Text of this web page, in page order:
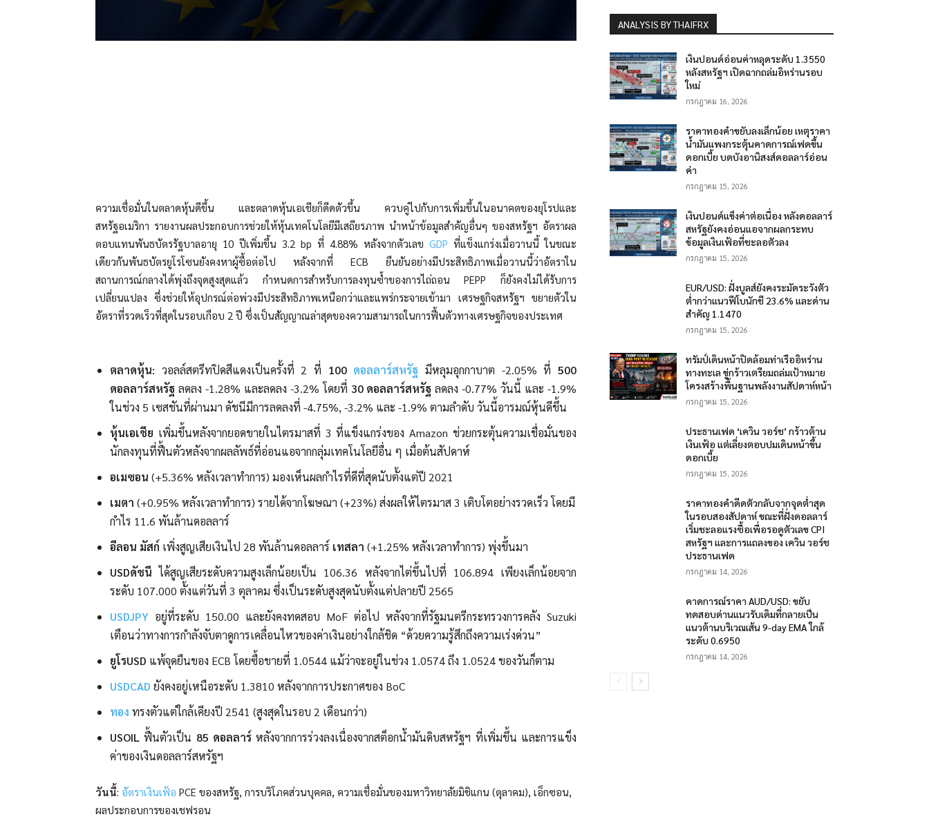
ความเชื่อมั่นในตลาดหุ้นดีขึ้น และตลาดหุ้นเอเชียก็ดีดตัวขึ้น ควบคู่ไปกับการเพิ่มขึ้นในอนาคตของยุโรปและ
สหรัฐอเมริกา รายงานผลประกอบการช่วยให้หุ้นเทคโนโลยีมีเสถียรภาพ นำหน้าข้อมูลสำคัญอื่นๆ ของสหรัฐฯ อัตราผล
ตอบแทนพันธบัตรรัฐบาลอายุ 10 ปีเพิ่มขึ้น 3.2 bp ที่ 4.88% หลังจากตัวเลข GDP ที่แข็งแกร่งเมื่อวานนี้ ในขณะ
เดียวกันพันธบัตรยูโรโซนยังคงหาผู้ซื้อต่อไป หลังจากที่ ECB ยืนยันอย่างมีประสิทธิภาพเมื่อวานนี้ว่าอัตราใน
สถานการณ์กลางได้พุ่งถึงจุดสูงสุดแล้ว กำหนดการสำหรับการลงทุนซ้ำของการไถ่ถอน PEPP ก็ยังคงไม่ได้รับการ
เปลี่ยนแปลง ซึ่งช่วยให้อุปกรณ์ต่อพ่วงมีประสิทธิภาพเหนือกว่าและแพร่กระจายเข้ามา เศรษฐกิจสหรัฐฯ ขยายตัวใน
อัตราที่รวดเร็วที่สุดในรอบเกือบ 2 ปี ซึ่งเป็นสัญญาณล่าสุดของความสามารถในการฟื้นตัวทางเศรษฐกิจของประเทศ
ตลาดหุ้น: วอลล์สตรีทปิดสีแดงเป็นครั้งที่ 2 ที่ 100 ดอลลาร์สหรัฐ มีหลุมอุกกาบาต -2.05% ที่500
ดอลลาร์สหรัฐ ลดลง -1.28% และลดลง -3.2% โดยที่ 30 ดอลลาร์สหรัฐ ลดลง -0.77% วันนี้ และ -1.9%
ในช่วง 5 เซสชันที่ผ่านมา ดัชนีมีการลดลงที่ -4.75%, -3.2% และ -1.9% ตามลำดับ วันนี้อารมณ์หุ้นดีขึ้น
หุ้นเอเชีย เพิ่มขึ้นหลังจากยอดขายในไตรมาสที่ 3 ที่แข็งแกร่งของ Amazon ช่วยกระตุ้นความเชื่อมั่นของ
นักลงทุนที่ฟื้นตัวหลังจากผลลัพธ์ที่อ่อนแอจากกลุ่มเทคโนโลยีอื่น ๆ เมื่อต้นสัปดาห์
อเมซอน (+5.36% หลังเวลาทำการ) มองเห็นผลกำไรที่ดีที่สุดนับตั้งแต่ปี 2021
เมตา (+0.95% หลังเวลาทำการ) รายได้จากโฆษณา (+23%) ส่งผลให้ไตรมาส 3 เติบโตอย่างรวดเร็ว โดยมี
กำไร 11.6 พันล้านดอลลาร์
อีลอน มัสก์ เพิ่งสูญเสียเงินไป 28 พันล้านดอลลาร์ เทสลา (+1.25% หลังเวลาทำการ) พุ่งขึ้นมา
USDดัชนี ได้สูญเสียระดับความสูงเล็กน้อยเป็น 106.36 หลังจากไต่ขึ้นไปที่ 106.894 เพียงเล็กน้อยจาก
ระดับ 107.000 ตั้งแต่วันที่ 3 ตุลาคม ซึ่งเป็นระดับสูงสุดนับตั้งแต่ปลายปี 2565
USDJPY อยู่ที่ระดับ 150.00 และยังคงทดสอบ MoF ต่อไป หลังจากที่รัฐมนตรีกระทรวงการคลัง Suzuki
เตือนว่าทางการกำลังจับตาดูการเคลื่อนไหวของค่าเงินอย่างใกล้ชิด “ด้วยความรู้สึกถึงความเร่งด่วน”
ยูโรUSD แพ้จุดยืนของ ECB โดยซื้อขายที่ 1.0544 แม้ว่าจะอยู่ในช่วง 1.0574 ถึง 1.0524 ของวันก็ตาม
USDCAD ยังคงอยู่เหนือระดับ 1.3810 หลังจากการประกาศของ BoC
ทอง ทรงตัวแต่ใกล้เคียงปี 2541 (สูงสุดในรอบ 2 เดือนกว่า)
USOILฟื้นตัวเป็น 85 ดอลลาร์ หลังจากการร่วงลงเนื่องจากสต็อกน้ำมันดิบสหรัฐฯ ที่เพิ่มขึ้น และการแข็ง
ค่าของเงินดอลลาร์สหรัฐฯ
วันนี้: อัตราเงินเฟ้อ PCE ของสหรัฐ, การบริโภคส่วนบุคคล, ความเชื่อมั่นของมหาวิทยาลัยมิชิแกน (ตุลาคม), เอ็กซอน,
ผลประกอบการของเชฟรอน
ANALYSIS BY THAIFRX
เงินปอนด์อ่อนค่าหลุดระดับ 1.3550
หลังสหรัฐฯ เปิดฉากถล่มอิหร่านรอบ
ใหม่
กรกฎาคม 16, 2026
ราคาทองคำขยับลงเล็กน้อย เหตุราคา
น้ำมันแพงกระตุ้นคาดการณ์เฟดขึ้น
ดอกเบี้ย บดบังอานิสงส์ดอลลาร์อ่อน
ค่า
กรกฎาคม 15, 2026
เงินปอนด์แข็งค่าต่อเนื่อง หลังดอลลาร์
สหรัฐยังคงอ่อนแอจากผลกระทบ
ข้อมูลเงินเฟ้อที่ชะลอตัวลง
กรกฎาคม 15, 2026
EUR/USD: ฝั่งบูลส์ยังคงระมัดระวังตัว
ต่ำกว่าแนวฟีโบนักชี 23.6% และด่าน
สำคัญ 1.1470
กรกฎาคม 15, 2026
ทรัมป์เดินหน้าปิดล้อมท่าเรืออิหร่าน
ทางทะเล ขู่กร้าวเตรียมถล่มเป้าหมาย
โครงสร้างพื้นฐานพลังงานสัปดาห์หน้า
กรกฎาคม 15, 2026
ประธานเฟด ‘เควิน วอร์ช’ กร้าวต้าน
เงินเฟ้อ แต่เลี่ยงตอบปมเดินหน้าขึ้น
ดอกเบี้ย
กรกฎาคม 15, 2026
ราคาทองคำดีดตัวกลับจากจุดต่ำสุด
ในรอบสองสัปดาห์ ขณะที่ฝั่งดอลลาร์
เริ่มชะลอแรงซื้อเพื่อรอดูตัวเลข CPI
สหรัฐฯ และการแถลงของ เควิน วอร์ช
ประธานเฟด
กรกฎาคม 14, 2026
คาดการณ์ราคา AUD/USD: ขยับ
ทดสอบด่านแนวรับเดิมที่กลายเป็น
แนวต้านบริเวณเส้น 9-day EMA ใกล้
ระดับ 0.6950
กรกฎาคม 14, 2026